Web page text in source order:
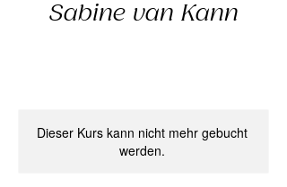
Sabine van Kann
Dieser Kurs kann nicht mehr gebucht
werden.